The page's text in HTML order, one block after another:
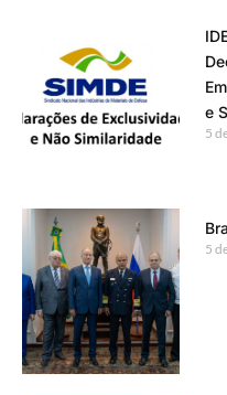
e
5
5